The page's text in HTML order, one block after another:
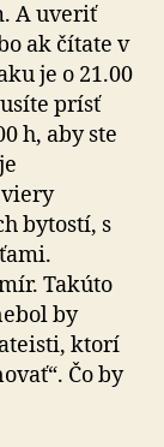
A uveriť
ak čítate v
je o 21.00
prísť
h, aby ste
viery
bytostí, s
Takúto
by
ktorí
Čo by